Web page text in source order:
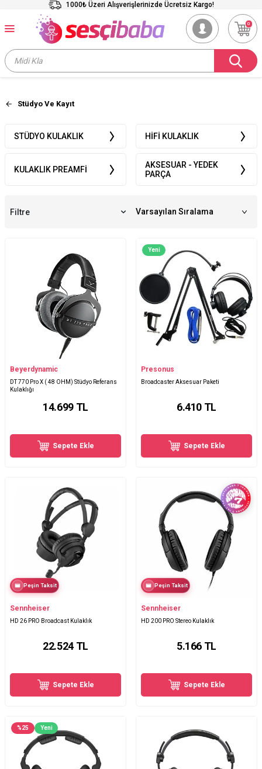
1000₺ Üzeri Alışverişlerinizde Ücretsiz Kargo!
0
Stüdyo Ve Kayıt
STÜDYO KULAKLIK HIFI KULAKLIK
KULAKLIK PREAMFI
AKSESUAR - YEDEK
PARÇA
Filtre
Beyerdynamic
DT 770 Pro X ( 48 OHM) Stüdyo Referans
Kulaklığı
14.699TL
Sepete Ekle
Yeni
Presonus
Broadcaster Aksesuar Paketi
6.410 TL
Sepete Ekle
Peşin Taksit
Sennheiser
HD 26 PRO Broadcast Kulaklık
22.524TL
Sepete Ekle
Peşin Taksit
Sennheiser
HD 200 PRO Stereo Kulaklık
5.166 TL
Sepete Ekle
%25 Yeni